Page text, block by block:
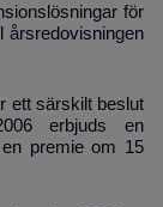
för
årsredovisningen
ett särskilt beslut
erbjuds en
en premie om 15